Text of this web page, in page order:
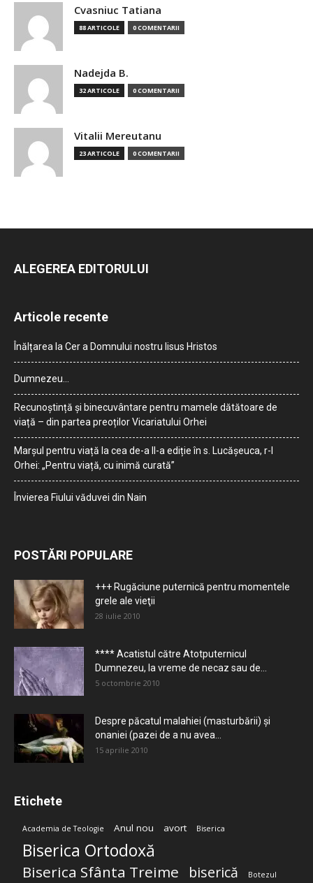
Cvasniuc Tatiana
88 ARTICOLE 0 COMENTARII
Nadejda B.
32 ARTICOLE 0 COMENTARII
Vitalii Mereutanu
23 ARTICOLE 0 COMENTARII
ALEGEREA EDITORULUI
Articole recente
Înălțarea la Cer a Domnului nostru Iisus Hristos
Dumnezeu…
Recunoștință și binecuvântare pentru mamele dătătoare de
viață – din partea preoților Vicariatului Orhei
Marșul pentru viață la cea de-a II-a ediție în s. Lucășeuca, r-l
Orhei: „Pentru viață, cu inimă curată”
Învierea Fiului văduvei din Nain
POSTĂRI POPULARE
+++ Rugăciune puternică pentru momentele
grele ale vieţii
28 iulie 2010
**** Acatistul către Atotputernicul
Dumnezeu, la vreme de necaz sau de...
5 octombrie 2010
Despre păcatul malahiei (masturbării) şi
onaniei (pazei de a nu avea...
15 aprilie 2010
Etichete
Academia de Teologie Anul nou avort Biserica
Biserica Ortodoxă
Biserica Sfânta Treime biserică Botezul